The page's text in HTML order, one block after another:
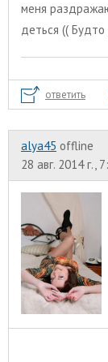
меня
деться ((
ответить
alyа45 offline
28 авг. 2014 г.,